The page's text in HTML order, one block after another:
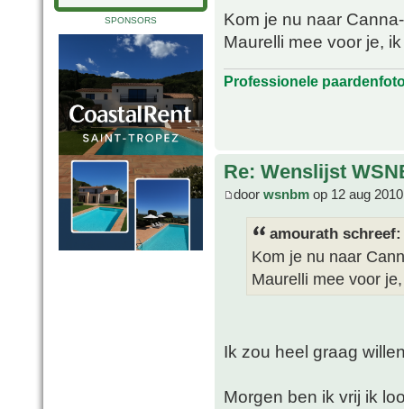
SPONSORS
Kom je nu naar
Maurelli mee voor je,
Professionele
Re: Wenslijst
door wsnbm op 12 aug
amourath schreef:
Kom je nu naar
Maurelli mee voor
Ik zou heel graag
Morgen ben ik vrij ik